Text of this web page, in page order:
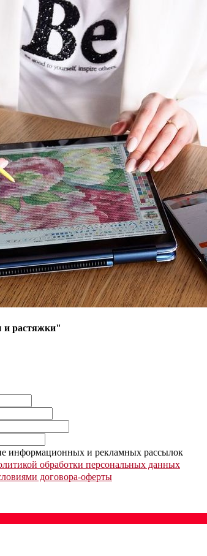
и растяжки"
информационных и рекламных рассылок
обработки персональных данных
договора-оферты